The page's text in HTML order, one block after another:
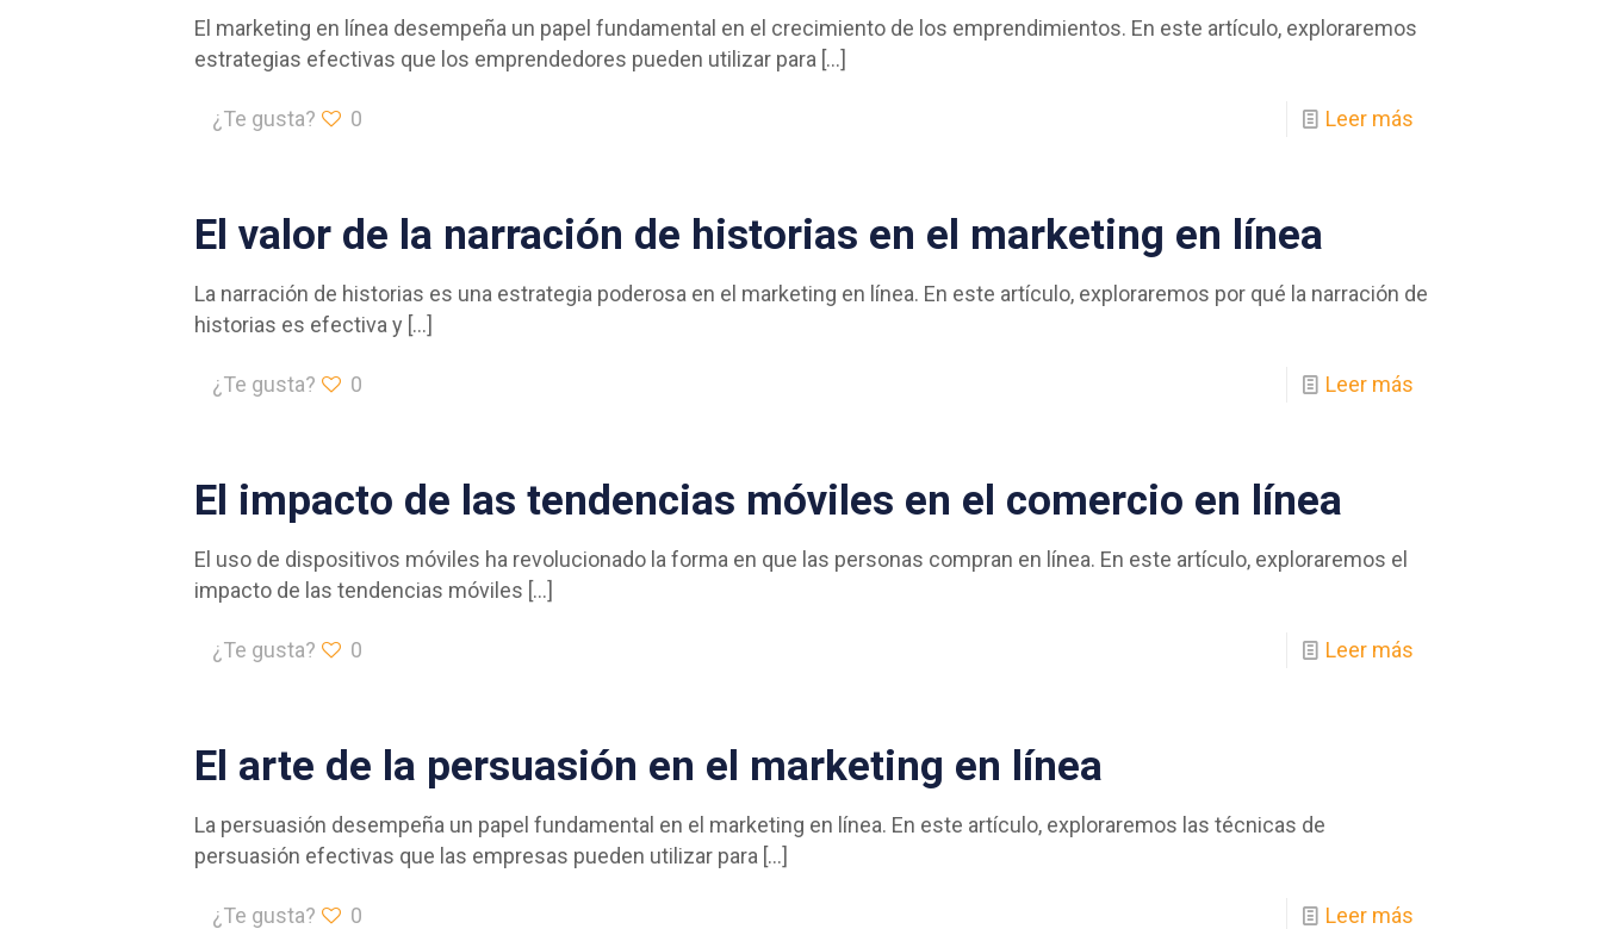
El marketing en línea desempeña un papel fundamental en el crecimiento de los emprendimientos. En este artículo, exploraremos
estrategias efectivas que los emprendedores pueden utilizar para […]
¿Te gusta? 0 Leer más
El valor de la narración de historias en el marketing en línea
La narración de historias es una estrategia poderosa en el marketing en línea. En este artículo, exploraremos por qué la narración de
historias es efectiva y […]
¿Te gusta? 0 Leer más
El impacto de las tendencias móviles en el comercio en línea
El uso de dispositivos móviles ha revolucionado la forma en que las personas compran en línea. En este artículo, exploraremos el
impacto de las tendencias móviles […]
¿Te gusta? 0 Leer más
El arte de la persuasión en el marketing en línea
La persuasión desempeña un papel fundamental en el marketing en línea. En este artículo, exploraremos las técnicas de
persuasión efectivas que las empresas pueden utilizar para […]
¿Te gusta? 0 Leer más